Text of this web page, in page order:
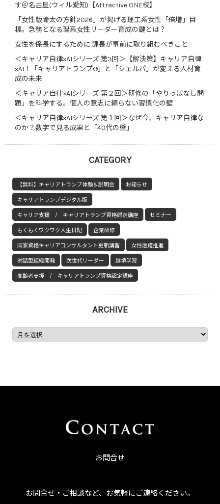
す＠名古屋(ウィル愛知)【Attractive ONE校】
「女性版骨太の方針2026」が掲げる理工系女性「倍増」目
標。急務となる理系女性リーダー育成の鍵とは？
女性を係長にするために 課長が事前に取り組むべきこと
＜キャリア自律×AIシリーズ 第3回＞【解決策】キャリア自律
×AI！「キャリアトランプ®」と「シェルパ」が変える人材育
成の未来
＜キャリア自律×AIシリーズ 第２回＞研修の「やりっぱなし問
題」を科学する。個人の意志に頼らない習慣化の壁
＜キャリア自律×AIシリーズ 第１回＞なぜ今、キャリア自律な
のか？数字で見る成果と「40代の壁」
CATEGORY
【無料】キャリアトランプ体験＆説明会 お知らせ
キャリアトランプデジタル版
キャリア支援 / キャリアトランプ資格認定講座 セミナー
もくもくワクワク人生日記 企業研修
国家資格キャリアコンサルタント更新講習 女性活躍推進
対話型組織開発 次世代リーダー 越境学習
高齢者支援 / キャリアトランプ資格認定講座
ARCHIVE
お問合せ
お問合せ・ご相談など、お気軽にご連絡ください。